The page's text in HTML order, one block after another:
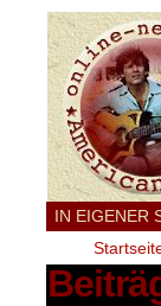
IN EIGENER